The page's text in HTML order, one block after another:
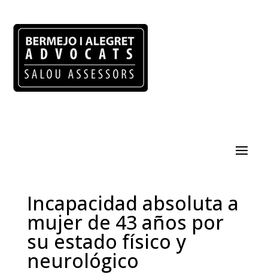
Incapacidad absoluta a
mujer de 43 años por
su estado físico y
neurológico